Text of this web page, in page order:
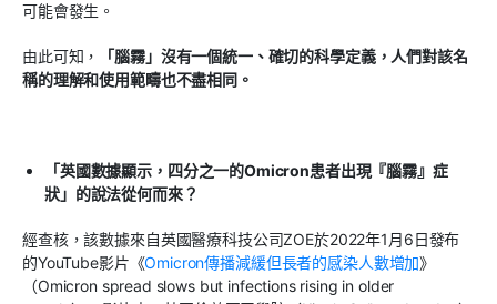
可能會發生。
由此可知，
「腦霧」沒有一個統一、確切的科學定義，人們對該名
稱的理解和使用範疇也不盡相同。
「英國數據顯示，四分之一的Omicron患者出現『腦霧』症
狀」的說法從何而來？
經查核，該數據來自英國醫療科技公司ZOE於2022年1 月6日發布
的YouTube影片《Omicron傳播減緩但長者的感染人數增加》
（Omicron spread slows but infections rising in older